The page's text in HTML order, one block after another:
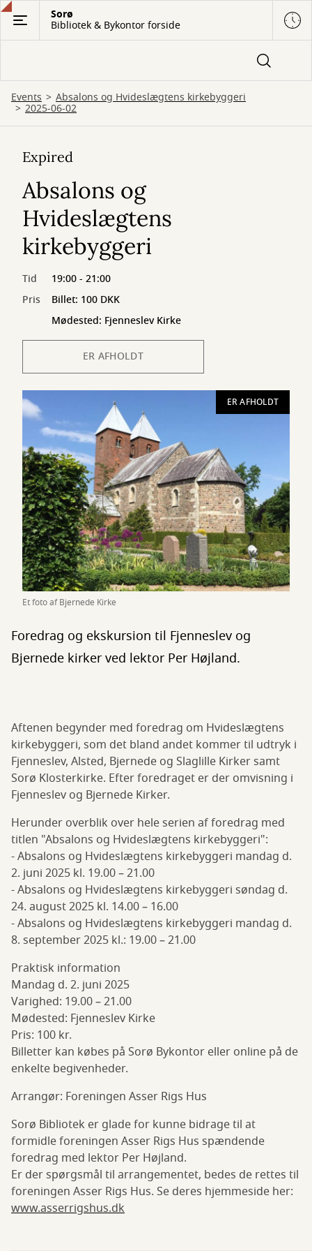
Gå
hovedindhold
Sorø
Bibliotek & Bykontor forside
Events Absalons og Hvideslægtens kirkebyggeri
2025-06-02
ER AFHOLDT
Et foto af Bjernede Kirke
Expired
Absalons og
Hvideslægtens
kirkebyggeri
Tid
19:00 - 21:00
Pris
Billet: 100 DKK
Mødested: Fjenneslev Kirke
ER AFHOLDT
Foredrag og ekskursion til Fjenneslev og
Bjernede kirker ved lektor Per Højland.
Aftenen begynder med foredrag om Hvideslægtens
kirkebyggeri, som det bland andet kommer til udtryk i
Fjenneslev, Alsted, Bjernede og Slaglille Kirker samt
Sorø Klosterkirke. Efter foredraget er der omvisning i
Fjenneslev og Bjernede Kirker.
Herunder overblik over hele serien af foredrag med
titlen "Absalons og Hvideslægtens kirkebyggeri":
- Absalons og Hvideslægtens kirkebyggeri mandag d.
2. juni 2025 kl. 19.00 – 21.00
- Absalons og Hvideslægtens kirkebyggeri søndag d.
24. august 2025 kl. 14.00 – 16.00
- Absalons og Hvideslægtens kirkebyggeri mandag d.
8. september 2025 kl.: 19.00 – 21.00
Praktisk information
Mandag d. 2. juni 2025
Varighed: 19.00 – 21.00
Mødested: Fjenneslev Kirke
Pris: 100 kr.
Billetter kan købes på Sorø Bykontor eller online på de
enkelte begivenheder.
Arrangør: Foreningen Asser Rigs Hus
Sorø Bibliotek er glade for kunne bidrage til at
formidle foreningen Asser Rigs Hus spændende
foredrag med lektor Per Højland.
Er der spørgsmål til arrangementet, bedes de rettes til
foreningen Asser Rigs Hus. Se deres hjemmeside her:
www.asserrigshus.dk